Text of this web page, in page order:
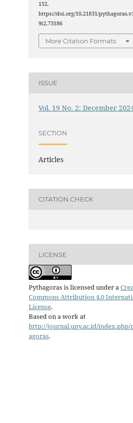
152.
https://doi.org/10.21831/
9i2.73186
More Citation Formats
ISSUE
Vol. 19 No. 2: December
SECTION
Articles
CITATION CHECK
LICENSE
Pythagoras is licensed under a
Commons Attribution 4.0
License.
Based on a work at
http://journal.uny.ac.id/index.php/
agoras.